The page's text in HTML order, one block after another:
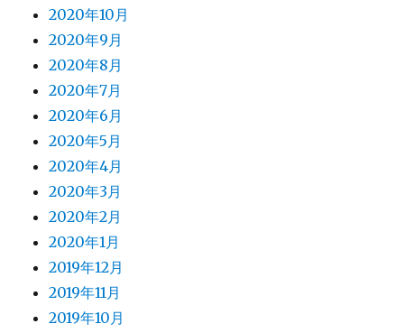
2020年10月
2020年9月
2020年8月
2020年7月
2020年6月
2020年5月
2020年4月
2020年3月
2020年2月
2020年1月
2019年12月
2019年11月
2019年10月